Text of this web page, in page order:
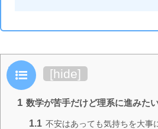
目次 [hide]
1 数学が苦手だけど理系に進みた
1.1 不安はあっても気持ちを大事